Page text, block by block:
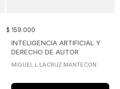
$ 159.000
INTELIGENCIA ARTIFICIAL Y
DERECHO DE AUTOR
MIGUEL L LACRUZ MANTECON